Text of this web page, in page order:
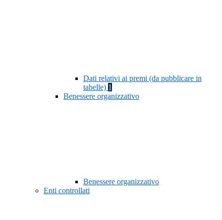
Dati relativi ai premi (da pubblicare in
tabelle) 1
Benessere organizzativo
Benessere organizzativo
Enti controllati